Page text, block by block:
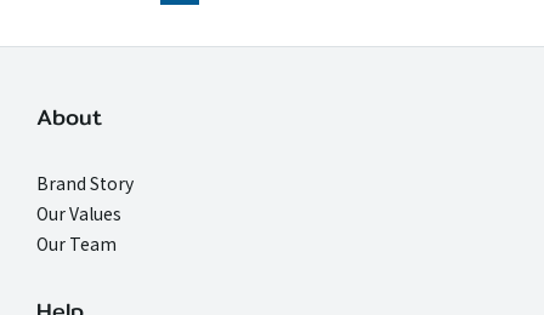
About
Brand Story
Our Values
Our Team